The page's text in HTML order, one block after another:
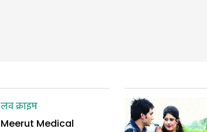
लव क्राइम
Meerut Medical